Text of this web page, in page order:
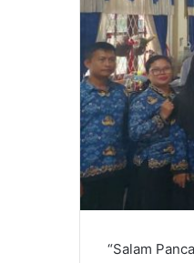
“Salam